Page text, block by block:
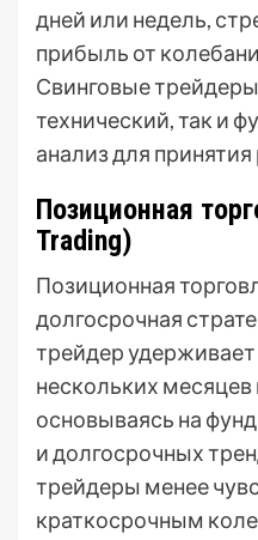
дней или недель,
прибыль от
Свинговые
технический, так и
анализ для
Позиционная
Trading)
Позиционная
долгосрочная
трейдер
нескольких
основываясь на
и долгосрочных
трейдеры менее
краткосрочным